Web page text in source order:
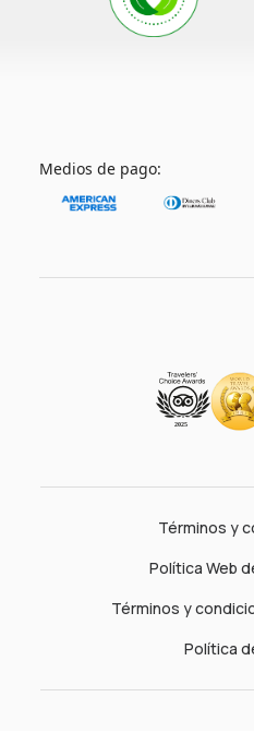
Medios de pago:
Términos y
Política Web
Términos y
Política